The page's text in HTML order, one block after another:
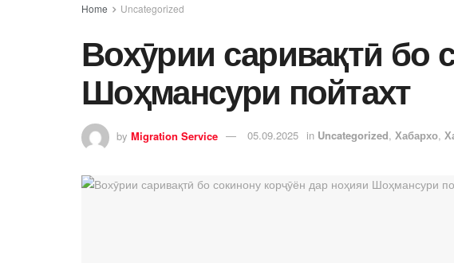
Home Uncategorized
Вохӯрии саривақтӣ бо
Шоҳмансури пойтахт
by Migration Service 05.09.2025 in Uncategorized, Хабархо,